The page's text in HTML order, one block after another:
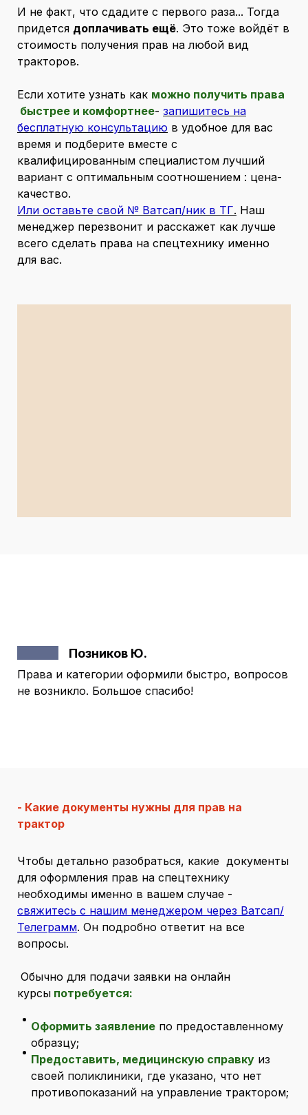
И не факт, что сдадите с первого раза... Тогда
придется доплачивать ещё. Это тоже войдёт в
стоимость получения прав на любой вид
тракторов.
Если хотите узнать как можно получить права
быстрее и комфортнее- запишитесь на
бесплатную консультацию в удобное для вас
время и подберите вместе с
квалифицированным специалистом лучший
вариант с оптимальным соотношением : цена-
качество.
Или оставьте свой № Ватсап/ник в ТГ. Наш
менеджер перезвонит и расскажет как лучше
всего сделать права на спецтехнику именно
для вас.
Позников Ю.
Права и категории оформили быстро, вопросов
не возникло. Большое спасибо!
- Какие документы нужны для прав на
трактор
Чтобы детально разобраться, какие документы
для оформления прав на спецтехнику
необходимы именно в вашем случае -
свяжитесь с нашим менеджером через Ватсап/
Телеграмм. Он подробно ответит на все
вопросы.
Обычно для подачи заявки на онлайн
курсы потребуется:
Оформить заявление по предоставленному
образцу;
Предоставить, медицинскую справку из
своей поликлиники, где указано, что нет
противопоказаний на управление трактором;